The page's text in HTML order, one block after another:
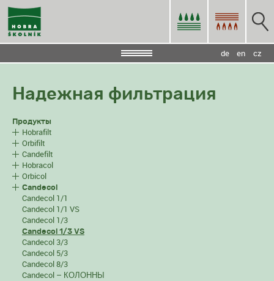
cz
en
de
Надежная фильтрация
Продукты
Hobrafilt
Orbifilt
Candefilt
Hobracol
Orbicol
Candecol
Candecol 1/1
Candecol 1/1 VS
Candecol 1/3
Candecol 1/3 VS
Candecol 3/3
Candecol 5/3
Candecol 8/3
Candecol – КОЛОННЫ